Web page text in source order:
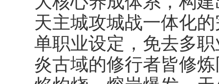
天主城攻城战一体化
单职业设定，免去多
炎古域的修行者皆修